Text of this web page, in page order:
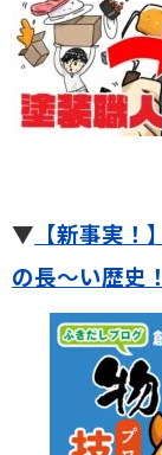
▼ 【新事実
の長～い歴史！